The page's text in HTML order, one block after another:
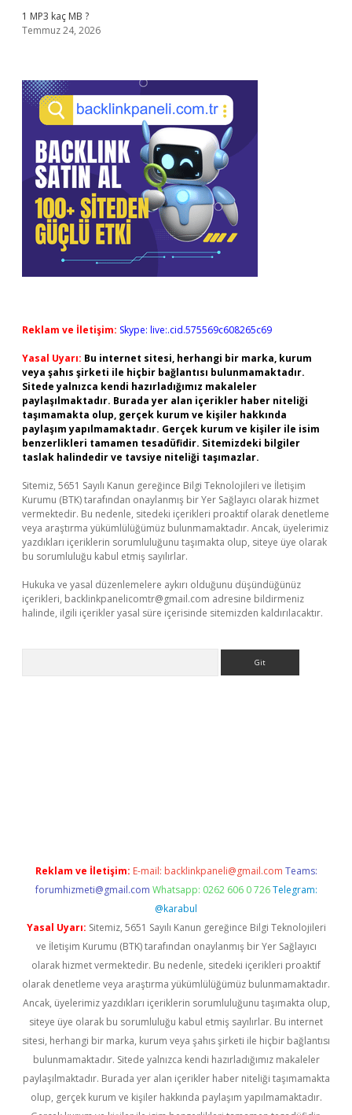
1 MP3 kaç MB ?
Temmuz 24, 2026
Reklam ve İletişim: Skype: live:.cid.575569c608265c69
Yasal Uyarı: Bu internet sitesi, herhangi bir marka, kurum
veya şahıs şirketi ile hiçbir bağlantısı bulunmamaktadır.
Sitede yalnızca kendi hazırladığımız makaleler
paylaşılmaktadır. Burada yer alan içerikler haber niteliği
taşımamakta olup, gerçek kurum ve kişiler hakkında
paylaşım yapılmamaktadır. Gerçek kurum ve kişiler ile isim
benzerlikleri tamamen tesadüfidir. Sitemizdeki bilgiler
taslak halindedir ve tavsiye niteliği taşımazlar.
Sitemiz, 5651 Sayılı Kanun gereğince Bilgi Teknolojileri ve İletişim
Kurumu (BTK) tarafından onaylanmış bir Yer Sağlayıcı olarak hizmet
vermektedir. Bu nedenle, sitedeki içerikleri proaktif olarak denetleme
veya araştırma yükümlülüğümüz bulunmamaktadır. Ancak, üyelerimiz
yazdıkları içeriklerin sorumluluğunu taşımakta olup, siteye üye olarak
bu sorumluluğu kabul etmiş sayılırlar.
Hukuka ve yasal düzenlemelere aykırı olduğunu düşündüğünüz
içerikleri, backlinkpanelicomtr@gmail.com adresine bildirmeniz
halinde, ilgili içerikler yasal süre içerisinde sitemizden kaldırılacaktır.
Reklam ve İletişim: E-mail: backlinkpaneli@gmail.com Teams:
forumhizmeti@gmail.com Whatsapp: 0262 606 0 726 Telegram:
@karabul
Yasal Uyarı: Sitemiz, 5651 Sayılı Kanun gereğince Bilgi Teknolojileri
ve İletişim Kurumu (BTK) tarafından onaylanmış bir Yer Sağlayıcı
olarak hizmet vermektedir. Bu nedenle, sitedeki içerikleri proaktif
olarak denetleme veya araştırma yükümlülüğümüz bulunmamaktadır.
Ancak, üyelerimiz yazdıkları içeriklerin sorumluluğunu taşımakta olup,
siteye üye olarak bu sorumluluğu kabul etmiş sayılırlar. Bu internet
sitesi, herhangi bir marka, kurum veya şahıs şirketi ile hiçbir bağlantısı
bulunmamaktadır. Sitede yalnızca kendi hazırladığımız makaleler
paylaşılmaktadır. Burada yer alan içerikler haber niteliği taşımamakta
olup, gerçek kurum ve kişiler hakkında paylaşım yapılmamaktadır.